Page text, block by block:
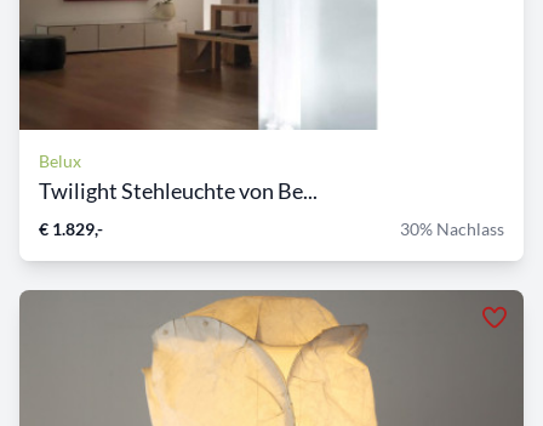
Belux
Twilight Stehleuchte von Be...
€ 1.829,- 30% Nachlass